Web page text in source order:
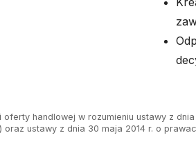
handlowej w rozumieniu ustawy z
oraz ustawy z dnia 30 maja 2014 r. o